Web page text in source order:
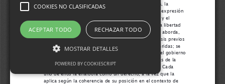
COOKIES NO CLASIFICADAS
ACEPTAR TODO RECHAZAR TODO
MOSTRAR DETALLES
POWERED BY COOKIESCRIPT